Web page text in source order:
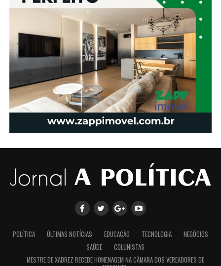
POLÍTICA ÚLTIMAS NOTÍCIAS EDUCAÇÃO TECNOLOGIA
NEGÓCIOS
SAÚDE
COLUNISTAS
MESTRE DE XADREZ RECEBE HOMENAGEM NA CÂMARA DOS VEREADORES DE